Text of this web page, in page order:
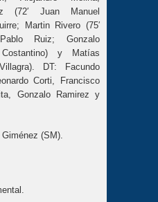
(72′ Juan Manuel
Martin Rivero (75′
Ruiz; Gonzalo
y Matías
DT: Facundo
Corti, Francisco
Gonzalo Ramirez y
Giménez (SM).